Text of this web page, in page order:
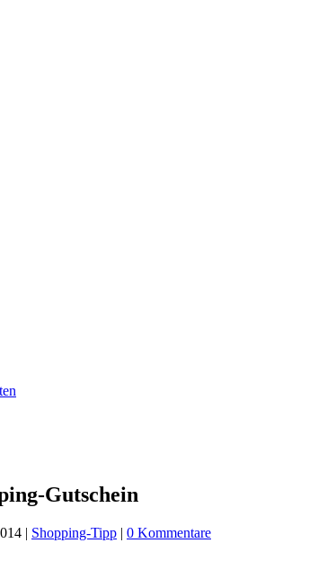
Gutschein
| Shopping-Tipp | 0 Kommentare